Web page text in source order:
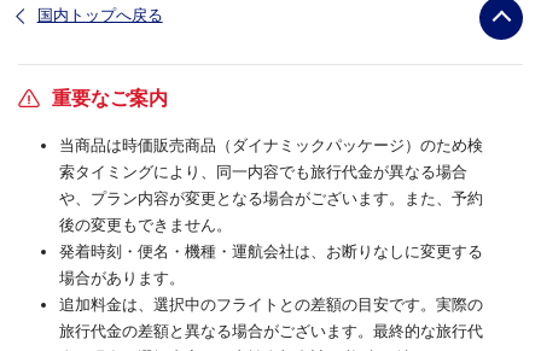
国内トップへ戻る
重要なご案内
当商品は時価販売商品（ダイナミックパッケージ）のため検
索タイミングにより、同一内容でも旅行代金が異なる場合
や、プラン内容が変更となる場合がございます。また、予約
後の変更もできません。
発着時刻・便名・機種・運航会社は、お断りなしに変更する
場合があります。
追加料金は、選択中のフライトとの差額の目安です。実際の
旅行代金の差額と異なる場合がございます。最終的な旅行代